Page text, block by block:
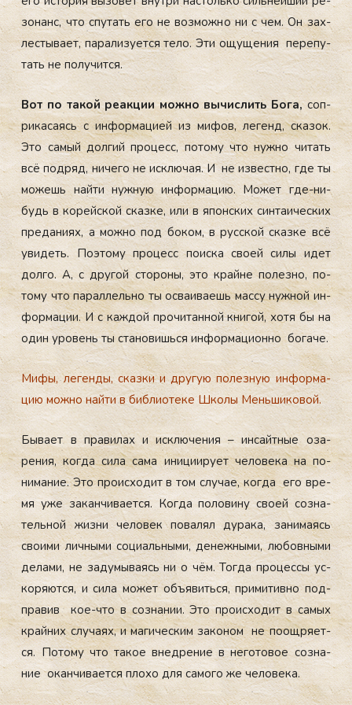
зонанс, что спу­тать его не воз­можно ни с чем. Он зах­
лесты­ва­ет, па­рали­зу­ет­ся те­ло. Эти ощу­щения пе­репу­
тать не по­лучит­ся.
Вот по та­кой ре­ак­ции мож­но вы­чис­лить Бо­га,соп­
ри­каса­ясь с ин­форма­ци­ей из ми­фов, ле­генд, ска­зок.
Это са­мый дол­гий про­цесс, по­тому что нуж­но чи­тать
всё под­ряд, ни­чего не ис­клю­чая. И не из­вес­тно, где ты
мо­жешь най­ти нуж­ную ин­форма­цию. Мо­жет где-ни­
будь в ко­рей­ской сказ­ке, или в япон­ских син­та­ичес­ких
пре­дани­ях, а мож­но под бо­ком, в рус­ской сказ­ке всё
уви­деть. По­это­му про­цесс по­ис­ка сво­ей си­лы идет
дол­го. А, с дру­гой сто­роны, это край­не по­лез­но, по­
тому что па­рал­лель­но ты ос­ва­ива­ешь мас­су нуж­ной ин­
форма­ции. И с каж­дой про­читан­ной кни­гой, хо­тя бы на
один уро­вень ты ста­новишь­ся ин­форма­ци­он­но бо­гаче.
Ми­фы, ле­ген­ды, сказ­ки и дру­гую по­лез­ную ин­форма­
цию мож­но най­ти в биб­ли­оте­ке Шко­лы Мень­ши­ковой.
Бы­ва­ет в пра­вилах и ис­клю­чения – ин­сай­тные оза­
рения, ког­да си­ла са­ма ини­ци­иру­ет че­лове­ка на по­
нима­ние. Это про­ис­хо­дит в том слу­чае, ког­да его вре­
мя уже за­кан­чи­ва­ет­ся. Ког­да по­лови­ну сво­ей соз­на­
тель­ной жиз­ни че­ловек по­валял ду­рака, за­нима­ясь
сво­ими лич­ны­ми со­ци­аль­ны­ми, де­неж­ны­ми, лю­бов­ны­ми
де­лами, не за­думы­ва­ясь ни о чём. Тог­да про­цес­сы ус­
ко­ря­ют­ся, и си­ла мо­жет объ­явить­ся, при­митив­но под­
пра­вив кое-что в соз­на­нии. Это про­ис­хо­дит в са­мых
край­них слу­ча­ях, и ма­гичес­ким за­коном не по­ощ­ря­ет­
ся. По­тому что та­кое внед­ре­ние в не­гото­вое соз­на­
ние окан­чи­ва­ет­ся пло­хо для са­мого же че­лове­ка.